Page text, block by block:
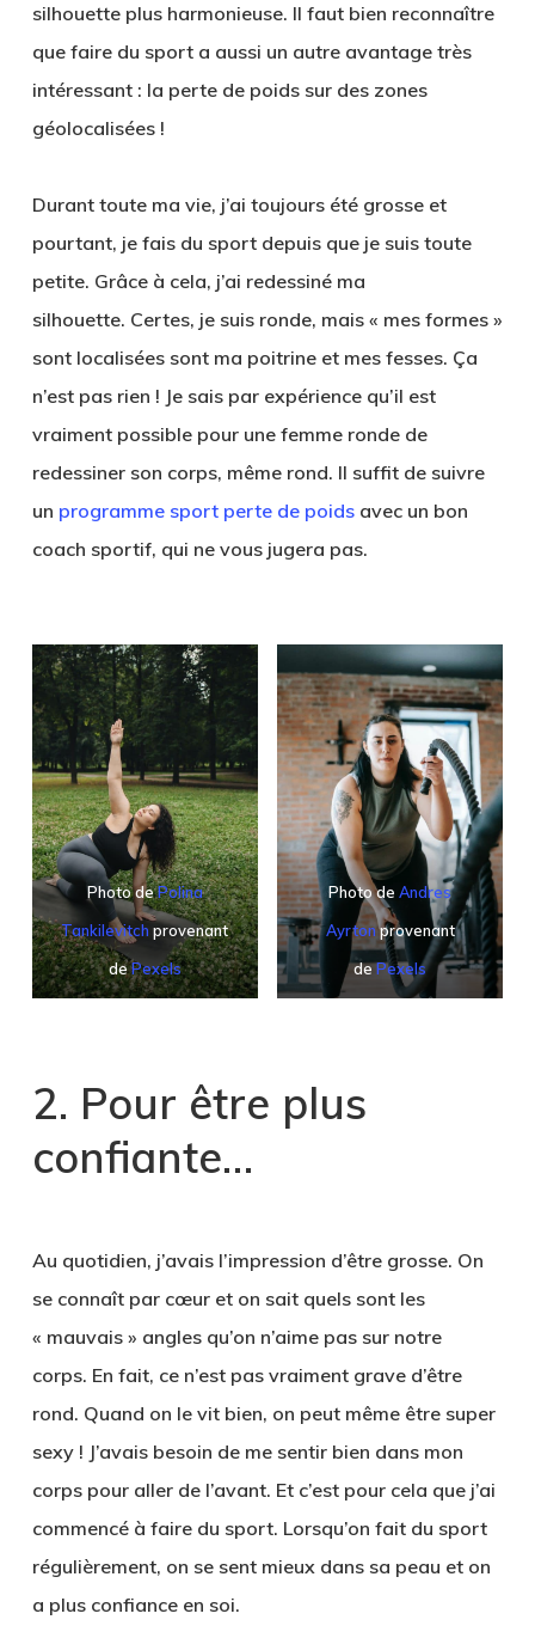
silhouette plus harmonieuse. Il faut bien reconnaître
que faire du sport a aussi un autre avantage très
intéressant : la perte de poids sur des zones
géolocalisées !
Durant toute ma vie, j’ai toujours été grosse et
pourtant, je fais du sport depuis que je suis toute
petite. Grâce à cela, j’ai redessiné ma
silhouette. Certes, je suis ronde, mais « mes formes »
sont localisées sont ma poitrine et mes fesses. Ça
n’est pas rien ! Je sais par expérience qu’il est
vraiment possible pour une femme ronde de
redessiner son corps, même rond. Il suffit de suivre
un programme sport perte de poidsavec un bon
coach sportif, qui ne vous jugera pas.
Photo dePolina
Tankilevitch provenant
dePexels
Photo deAndres
Ayrtonprovenant
dePexels
2. Pour être plus
confiante…
Au quotidien, j’avais l’impression d’être grosse. On
se connaît par cœur et on sait quels sont les
« mauvais » angles qu’on n’aime pas sur notre
corps. En fait, ce n’est pas vraiment grave d’être
rond. Quand on le vit bien, on peut même être super
sexy ! J’avais besoin de me sentir bien dans mon
corps pour aller de l’avant. Et c’est pour cela que j’ai
commencé à faire du sport. Lorsqu’on fait du sport
régulièrement, on se sent mieux dans sa peau et on
a plus confiance en soi.